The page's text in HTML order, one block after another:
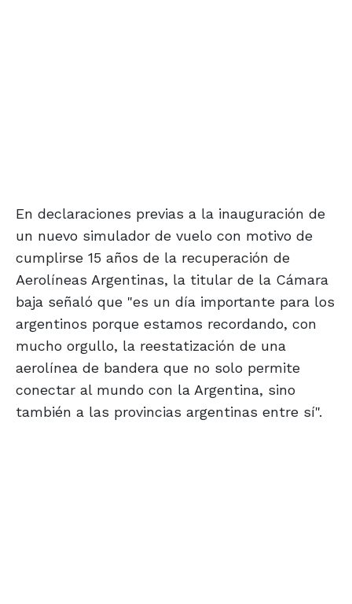
En declaraciones previas a la inauguración de
un nuevo simulador de vuelo con motivo de
cumplirse 15 años de la recuperación de
Aerolíneas Argentinas, la titular de la Cámara
baja señaló que "es un día importante para los
argentinos porque estamos recordando, con
mucho orgullo, la reestatización de una
aerolínea de bandera que no solo permite
conectar al mundo con la Argentina, sino
también a las provincias argentinas entre sí".